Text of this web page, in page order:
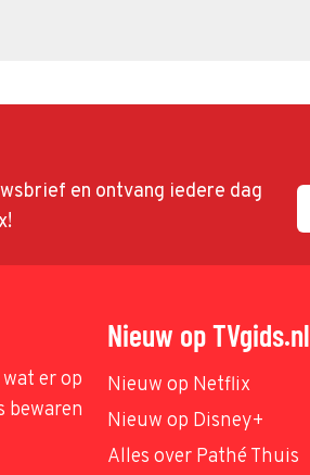
en ontvang iedere dag
er op
bewaren
Nieuw op TVgids.nl
Nieuw op Netflix
Nieuw op Disney+
Alles over Pathé Thuis